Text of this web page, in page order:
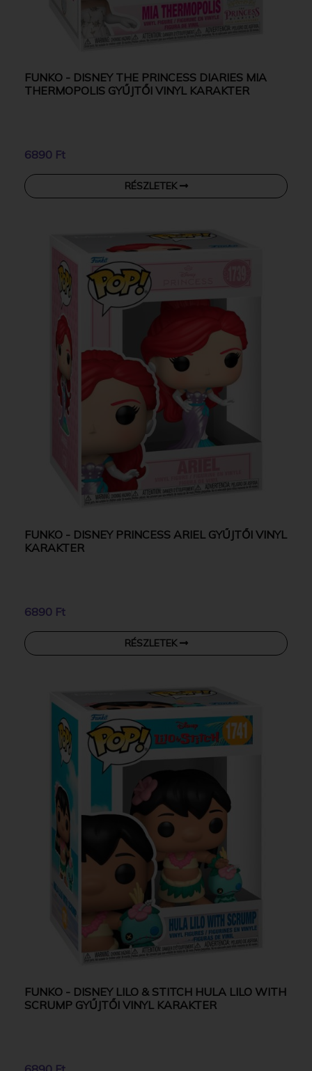
FUNKO - DISNEY THE PRINCESS DIARIES MIA
THERMOPOLIS GYŰJTŐI VINYL KARAKTER
6890 Ft
RÉSZLETEK
FUNKO - DISNEY PRINCESS ARIEL GYŰJTŐI VINYL
KARAKTER
6890 Ft
RÉSZLETEK
FUNKO - DISNEY LILO & STITCH HULA LILO WITH
SCRUMP GYŰJTŐI VINYL KARAKTER